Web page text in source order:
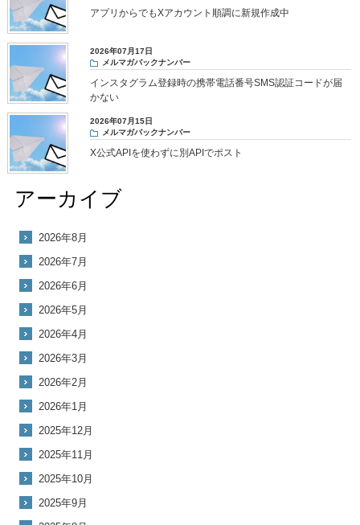
アプリからでもXアカウント順調に新規作成中
2026年07月17日
メルマガバックナンバー
インスタグラム登録時の携帯電話番号SMS認証コードが届
かない
2026年07月15日
メルマガバックナンバー
X公式APIを使わずに別APIでポスト
アーカイブ
2026年8月
2026年7月
2026年6月
2026年5月
2026年4月
2026年3月
2026年2月
2026年1月
2025年12月
2025年11月
2025年10月
2025年9月